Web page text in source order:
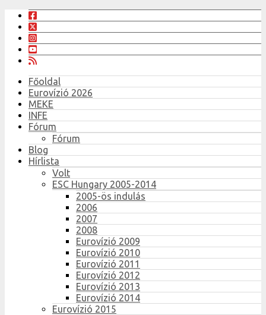
Főoldal
Eurovízió 2026
MEKE
INFE
Fórum
Fórum
Blog
Hírlista
Volt
ESC Hungary 2005-2014
2005-ös indulás
2006
2007
2008
Eurovízió 2009
Eurovízió 2010
Eurovízió 2011
Eurovízió 2012
Eurovízió 2013
Eurovízió 2014
Eurovízió 2015